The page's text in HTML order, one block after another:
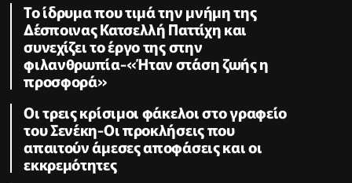
Το ίδρυμα που τιμά την μνήμη της
Δέσποινας Κατσελλή Παττίχη και
συνεχίζει το έργο της στην
φιλανθρωπία-«Ήταν στάση ζωής η
προσφορά»
Οι τρεις κρίσιμοι φάκελοι στο γραφείο
του Σενέκη-Οι προκλήσεις που
απαιτούν άμεσες αποφάσεις και οι
εκκρεμότητες